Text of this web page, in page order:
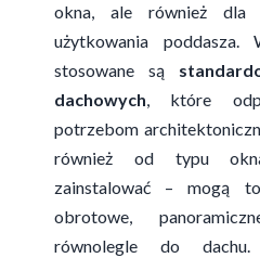
okna, ale również
użytkowania poddasza.
stosowane są
dachowych, które
potrzebom
również od typu
zainstalować – mogą
obrotowe,
równolegle do